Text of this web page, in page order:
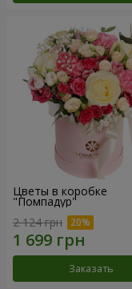
Цветы в коробке
"Помпадур"
2 124 грн
Заказать